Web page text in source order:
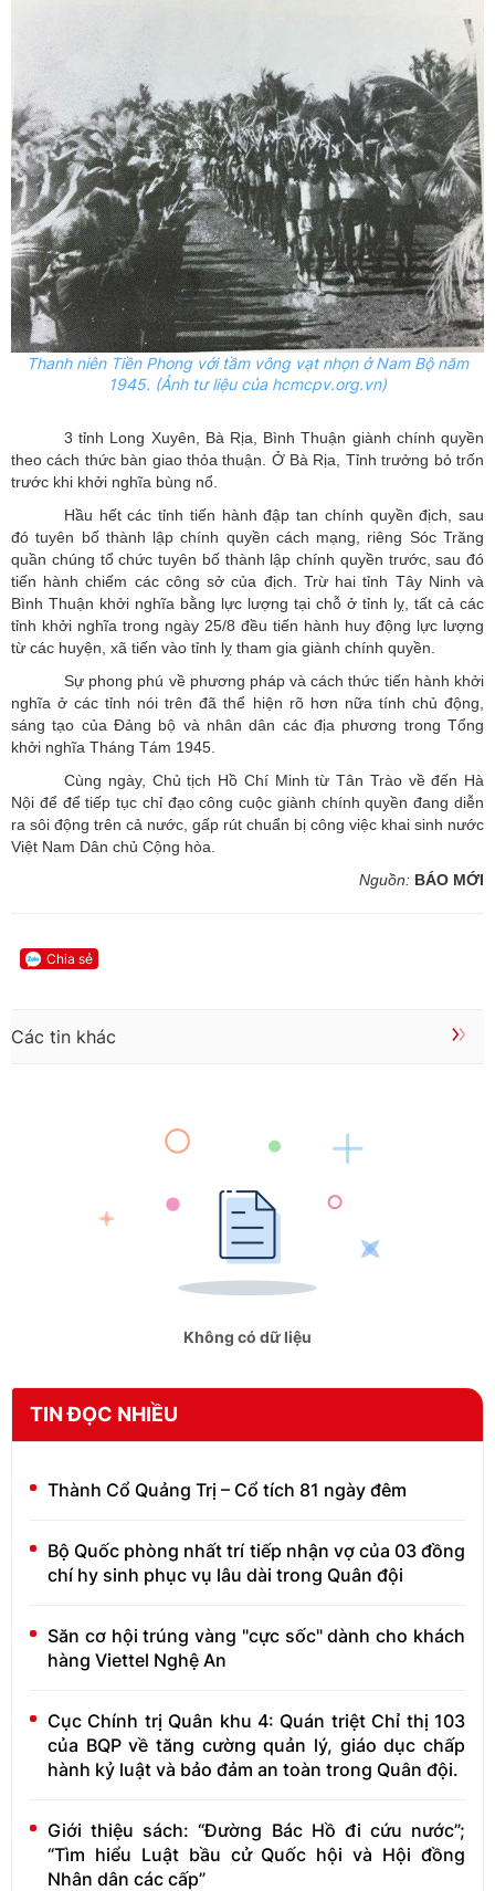
Thanh niên Tiền Phong với tầm vông vạt nhọn ở Nam Bộ năm
1945. (Ảnh tư liệu của hcmcpv.org.vn)
3 tỉnh Long Xuyên, Bà Rịa, Bình Thuận giành chính quyền
theo cách thức bàn giao thỏa thuận. Ở Bà Rịa, Tỉnh trưởng bỏ trốn
trước khi khởi nghĩa bùng nổ.
Hầu hết các tỉnh tiến hành đập tan chính quyền địch, sau
đó tuyên bố thành lập chính quyền cách mạng, riêng Sóc Trăng
quần chúng tổ chức tuyên bố thành lập chính quyền trước, sau đó
tiến hành chiếm các công sở của địch. Trừ hai tỉnh Tây Ninh và
Bình Thuận khởi nghĩa bằng lực lượng tại chỗ ở tỉnh lỵ, tất cả các
tỉnh khởi nghĩa trong ngày 25/8 đều tiến hành huy động lực lượng
từ các huyện, xã tiến vào tỉnh lỵ tham gia giành chính quyền.
Sự phong phú về phương pháp và cách thức tiến hành khởi
nghĩa ở các tỉnh nói trên đã thể hiện rõ hơn nữa tính chủ động,
sáng tạo của Đảng bộ và nhân dân các địa phương trong Tổng
khởi nghĩa Tháng Tám 1945.
Cùng ngày, Chủ tịch Hồ Chí Minh từ Tân Trào về đến Hà
Nội để để tiếp tục chỉ đạo công cuộc giành chính quyền đang diễn
ra sôi động trên cả nước, gấp rút chuẩn bị công việc khai sinh nước
Việt Nam Dân chủ Cộng hòa.
Nguồn: BÁO MỚI
Chia sẻ
Các tin khác
Không có dữ liệu
TIN ĐỌC NHIỀU
Thành Cổ Quảng Trị – Cổ tích 81 ngày đêm
Bộ Quốc phòng nhất trí tiếp nhận vợ của 03 đồng
chí hy sinh phục vụ lâu dài trong Quân đội
Săn cơ hội trúng vàng "cực sốc" dành cho khách
hàng Viettel Nghệ An
Cục Chính trị Quân khu 4: Quán triệt Chỉ thị 103
của BQP về tăng cường quản lý, giáo dục chấp
hành kỷ luật và bảo đảm an toàn trong Quân đội.
Giới thiệu sách: “Đường Bác Hồ đi cứu nước”;
“Tìm hiểu Luật bầu cử Quốc hội và Hội đồng
Nhân dân các cấp”